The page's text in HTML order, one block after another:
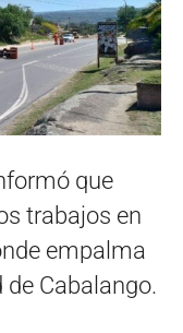
que
trabajos en
empalma
Cabalango.